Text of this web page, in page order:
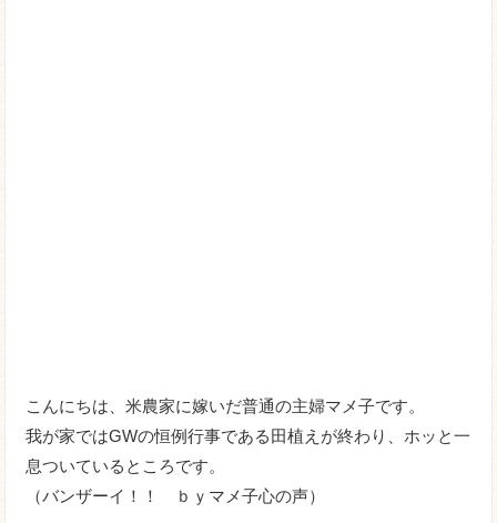
こんにちは、米農家に嫁いだ普通の主婦マメ子です。
我が家ではGWの恒例行事である田植えが終わり、ホッと一
息ついているところです。
（バンザーイ！！ ｂｙマメ子心の声）